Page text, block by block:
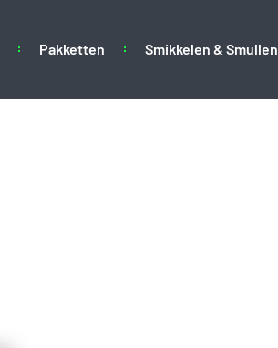
Pakketten Smikkelen & Smullen